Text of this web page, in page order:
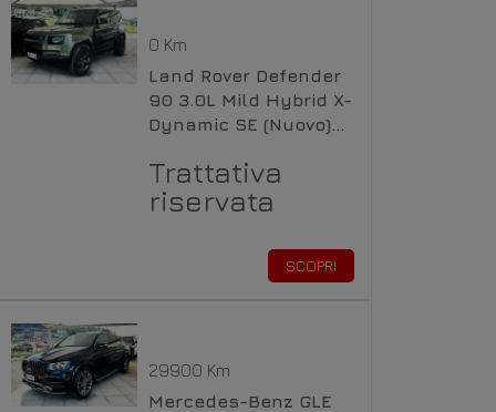
0 Km
Land Rover Defender
90 3.0L Mild Hybrid X-
Dynamic SE (Nuovo)
Trattativa
riservata
SCOPRI
29900 Km
Mercedes-Benz GLE